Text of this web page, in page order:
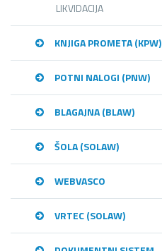
LIKVIDACIJA
KNJIGA PROMETA (KPW)
POTNI NALOGI (PNW)
BLAGAJNA (BLAW)
ŠOLA (SOLAW)
WEBVASCO
VRTEC (SOLAW)